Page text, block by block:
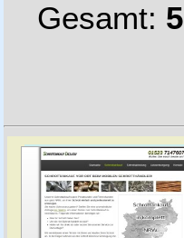
Gesamt: 5